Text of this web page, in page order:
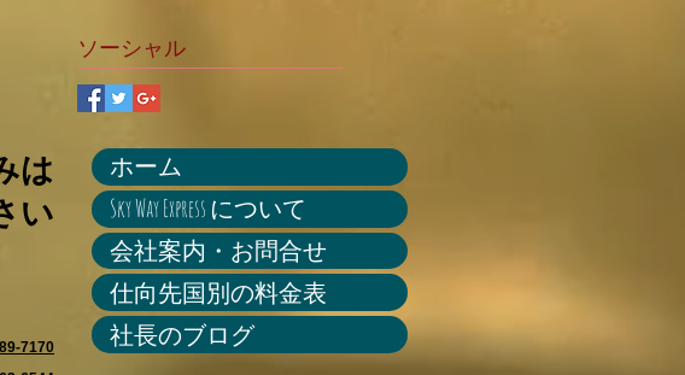
ソーシャル
は
い
7170
ホーム
Sky Way Express について
会社案内・お問合せ
仕向先国別の料金表
社長のブログ